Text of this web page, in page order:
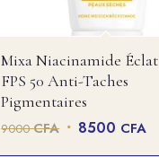
Mixa Niacinamide Éclat
FPS 50 Anti-Taches
Pigmentaires
9000CFA Le 8500 CFA